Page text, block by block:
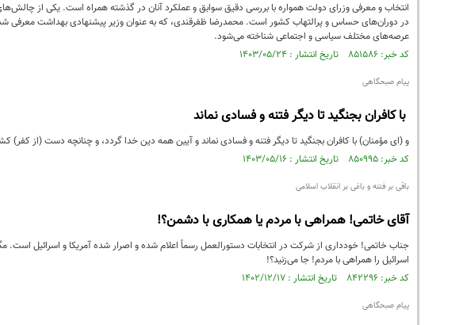
انتخاب و معرفی وزرای دولت همواره با بررسی دقیق سوابق و عملکرد آنان در گذشته همراه است. یکی از
در دوران‌های حساس و پرالتهاب کشور است. محمدرضا ظفرقندی، که به عنوان وزیر پیشنهادی بهداشت معرفی
عرصه‌های مختلف سیاسی و اجتماعی شناخته می‌شود.
کد خبر: ۸۵۱۵۸۶ تاریخ انتشار : ۱۴۰۳/۰۵/۲۴
پیام صبحگاهی
با کافران بجنگید تا دیگر فتنه و فسادی نماند
و (ای مؤمنان) با کافران بجنگید تا دیگر فتنه و فسادی نماند و آیین همه دین خدا گردد، و چنانچه دست (از کفر) کشیدند خدا
کد خبر: ۸۵۰۹۹۵ تاریخ انتشار : ۱۴۰۳/۰۵/۱۶
باقی بر فتنه و باغی بر انقلاب اسلامی
آقای خاتمی! همراهی با مردم یا همکاری با دشمن؟!
جناب خاتمی! خودداری از شرکت در انتخابات دستورالعمل رسماً اعلام شده و اصرار شده آمریکا و اسرائیل است.
اسرائیل را همراهی با مردم! جا می‌زنید؟!
کد خبر: ۸۴۲۲۹۶ تاریخ انتشار : ۱۴۰۲/۱۲/۱۷
پیام صبحگاهی